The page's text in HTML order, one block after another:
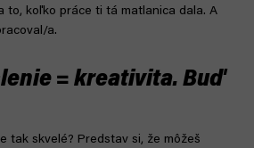
to, koľko práce ti tá matlanica dala. A
a.
= kreativita. Buď
tak skvelé? Predstav si, že môžeš